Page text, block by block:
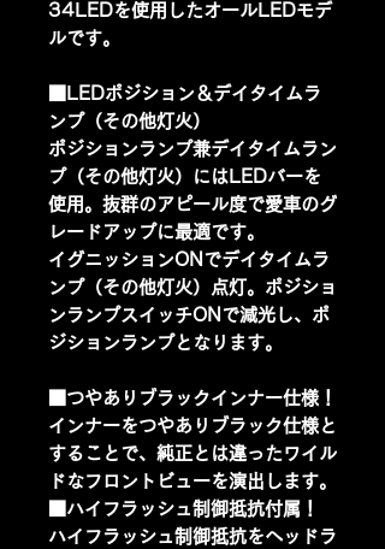
34LEDを使用したオールLEDモデ
ルです。
■LEDポジション＆デイタイムラ
ンプ（その他灯火）
ポジションランプ兼デイタイムラン
プ（その他灯火）にはLEDバーを
使用。抜群のアピール度で愛車のグ
レードアップに最適です。
イグニッションONでデイタイムラ
ンプ（その他灯火）点灯。ポジショ
ンランプスイッチONで減光し、ポ
ジションランプとなります。
■つやありブラックインナー仕様！
インナーをつやありブラック仕様と
することで、純正とは違ったワイル
ドなフロントビューを演出します。
■ハイフラッシュ制御抵抗付属！
ハイフラッシュ制御抵抗をヘッドラ